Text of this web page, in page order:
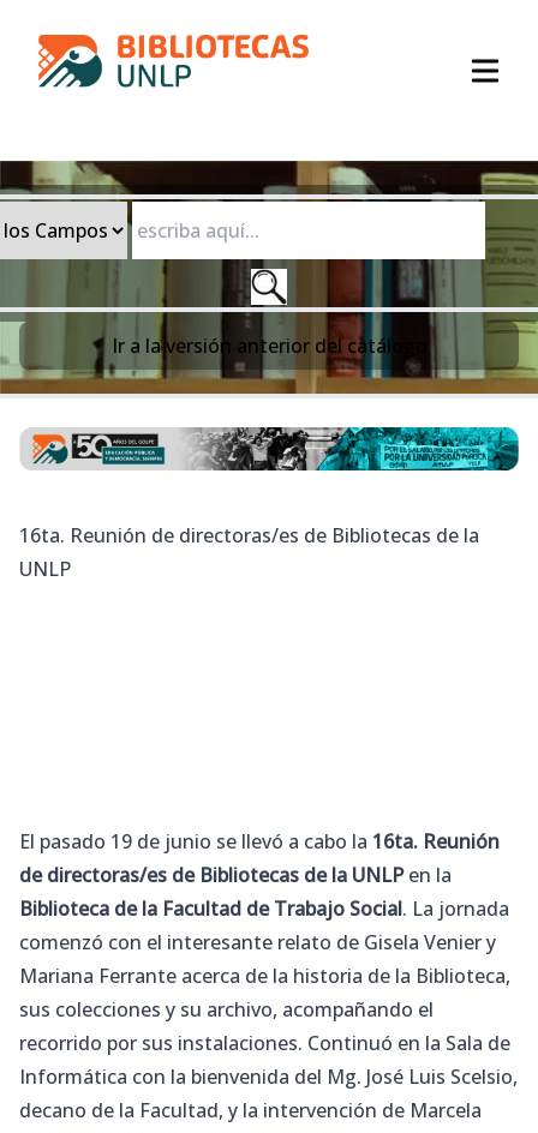
Ir a laversión anterior del catálogo
16ta. Reunión de directoras/es de Bibliotecas de la
UNLP
El pasado 19 de junio se llevó a cabo la 16ta. Reunión
de directoras/es de Bibliotecas de la UNLPen la
Biblioteca de la Facultad de Trabajo Social. La jornada
comenzó con el interesante relato de Gisela Venier y
Mariana Ferrante acerca de la historia de la Biblioteca,
sus colecciones y su archivo, acompañando el
recorrido por sus instalaciones. Continuó en la Sala de
Informática con la bienvenida del Mg. José Luis Scelsio,
decano de la Facultad, y la intervención de Marcela